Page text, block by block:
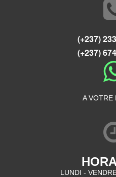
(+237)
(+237)
A VOTRE
LUNDI -